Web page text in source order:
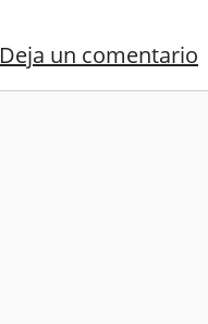
Deja un comentario